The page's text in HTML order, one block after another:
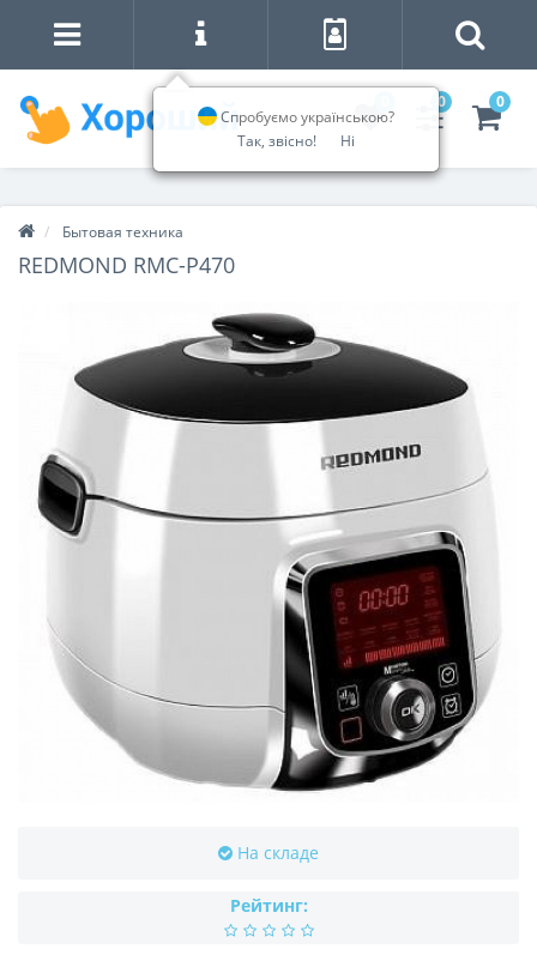
0 0
Бытовая техника
REDMOND RMC-P470
На складе
Рейтинг:
Спробуємо українською?
Так, звісно!
Ні